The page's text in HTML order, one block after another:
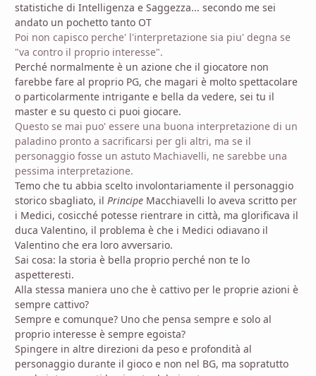
statistiche di Intelligenza e Saggezza... secondo me sei
andato un pochetto tanto OT
Poi non capisco perche' l'interpretazione sia piu' degna se
"va contro il proprio interesse".
Perché normalmente è un azione che il giocatore non
farebbe fare al proprio PG, che magari è molto spettacolare
o particolarmente intrigante e bella da vedere, sei tu il
master e su questo ci puoi giocare.
Questo se mai puo' essere una buona interpretazione di un
paladino pronto a sacrificarsi per gli altri, ma se il
personaggio fosse un astuto Machiavelli, ne sarebbe una
pessima interpretazione.
Temo che tu abbia scelto involontariamente il personaggio
storico sbagliato, il Principe Macchiavelli lo aveva scritto per
i Medici, cosicché potesse rientrare in città, ma glorificava il
duca Valentino, il problema è che i Medici odiavano il
Valentino che era loro avversario.
Sai cosa: la storia è bella proprio perché non te lo
aspetteresti.
Alla stessa maniera uno che è cattivo per le proprie azioni è
sempre cattivo?
Sempre e comunque? Uno che pensa sempre e solo al
proprio interesse è sempre egoista?
Spingere in altre direzioni da peso e profondità al
personaggio durante il gioco e non nel BG, ma sopratutto